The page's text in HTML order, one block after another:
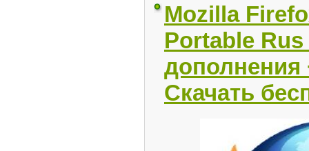
Mozilla
Portable
Скачать